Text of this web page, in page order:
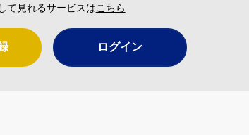
て見れるサービスはこちら
ログイン